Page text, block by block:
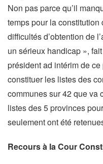
Non pas parce qu’il
temps pour la
difficultés d’obtention de
un sérieux handicap »,
président ad intérim de
constituer les listes des
communes sur 42 que va
listes des 5 provinces
seulement ont été
Recours à la Cour